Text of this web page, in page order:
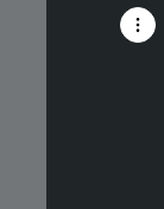
đường
Trường